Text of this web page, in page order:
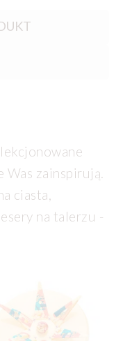
Was zainspirują.
ciasta,
na talerzu -